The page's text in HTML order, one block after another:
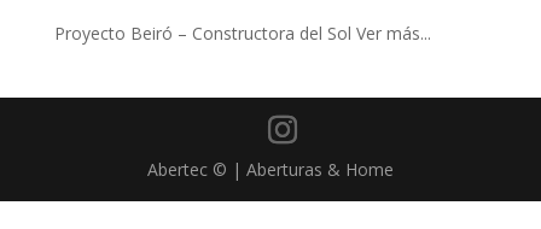
Proyecto Beiró – Constructora del Sol Ver más...
Abertec © | Aberturas & Home